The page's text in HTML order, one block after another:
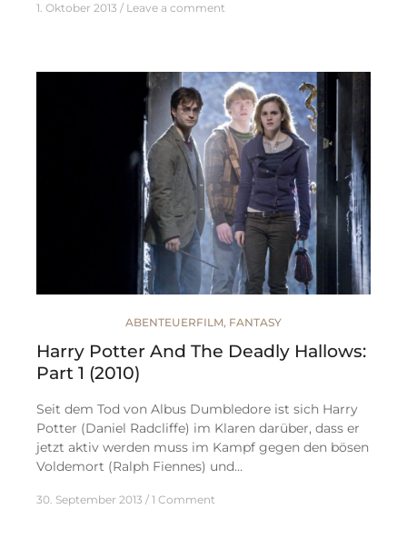
1. Oktober 2013 Leave a comment
ABENTEUERFILM, FANTASY
Harry Potter And The Deadly Hallows:
Part 1 (2010)
Seit dem Tod von Albus Dumbledore ist sich Harry
Potter (Daniel Radcliffe) im Klaren darüber, dass er
jetzt aktiv werden muss im Kampf gegen den bösen
Voldemort (Ralph Fiennes) und…
30. September 2013 1 Comment